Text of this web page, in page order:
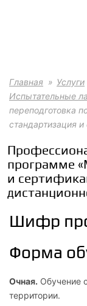
Главная Услуги
Испытательные
переподготовка
стандартизация
программе
и
Шифр
Форма
Очная. Обучение
территории.